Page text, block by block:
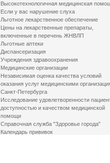
Высокотехнологичная медицинская
Если у вас нарушение слуха
Льготное лекарственное обеспечение
Цены на лекарственные препараты,
включенные в перечень ЖНВЛП
Льготные аптеки
Диспансеризация
Учреждения здравоохранения
Медицинские организации
Независимая оценка качества условий
оказания услуг медицинскими
Санкт-Петербурга
Исследование удовлетворенности
доступностью и качеством медицинской
помощи
Справочная служба "Здоровье города"
Календарь прививок